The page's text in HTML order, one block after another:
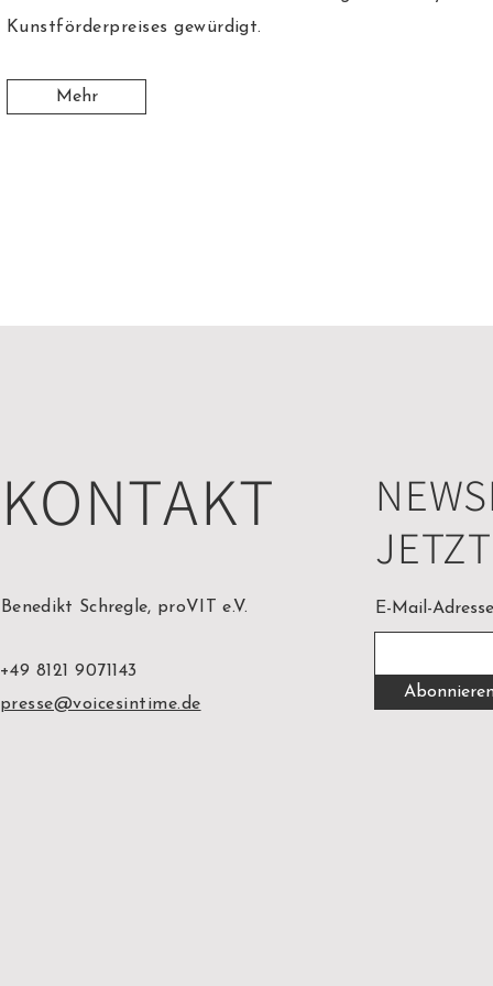
Kunstförderpreises gewürdigt.
Mehr
KONTAKT
Benedikt Schregle, proVIT e.V.
+49 8121 9071143
presse@voicesintime.de
E-Mail-